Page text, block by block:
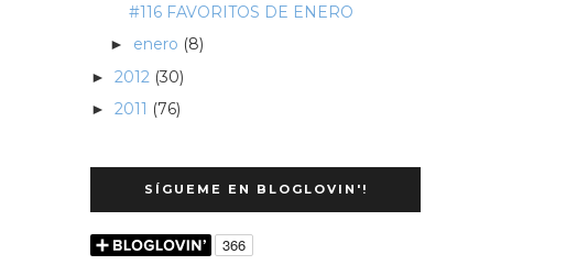
#116 FAVORITOS DE ENERO
► enero (8)
► 2012 (30)
► 2011 (76)
SÍGUEME EN BLOGLOVIN'!